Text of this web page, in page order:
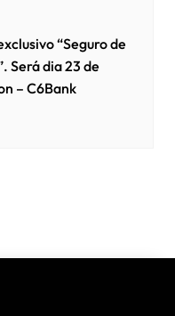
“Seguro de
Será dia 23 de
– C6Bank